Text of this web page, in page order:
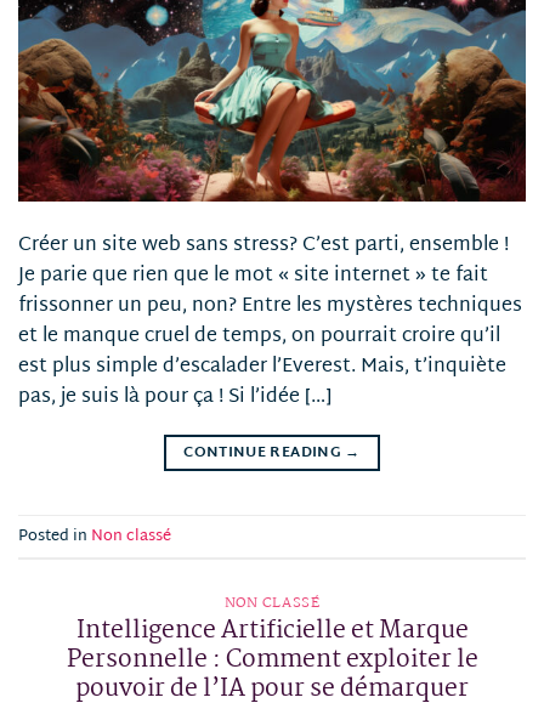
Créer un site web sans stress? C’est parti, ensemble !
Je parie que rien que le mot « site internet » te fait
frissonner un peu, non? Entre les mystères techniques
et le manque cruel de temps, on pourrait croire qu’il
est plus simple d’escalader l’Everest. Mais, t’inquiète
pas, je suis là pour ça ! Si l’idée […]
CONTINUE READING →
Posted in Non classé
NON CLASSÉ
Intelligence Artificielle et Marque
Personnelle : Comment exploiter le
pouvoir de l’IA pour se démarquer